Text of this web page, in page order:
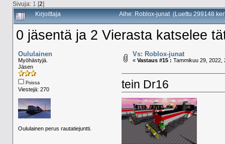
Sivuja: 1 [2]
Kirjoittaja Aihe: Roblox-junat (Luettu 299148
0 jäsentä ja 2 Vierasta katselee
Oululainen
Myöhästyjä.
Jäsen
Poissa
Viestejä: 270
Oululainen perus rautatiejuntti.
Vs: Roblox-junat
« Vastaus #15 : Tammikuu 29, 2022,
tein Dr16